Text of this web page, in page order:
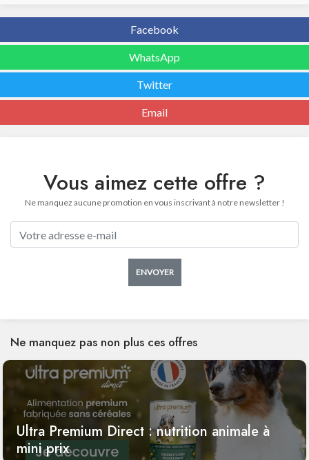
Facebook
WhatsApp
Twitter
Email
Vous aimez cette offre ?
Ne manquez aucune promotion en vous inscrivant à notre newsletter !
ENVOYER
Ne manquez pas non plus ces offres
Ultra Premium Direct : nutrition animale à
mini prix